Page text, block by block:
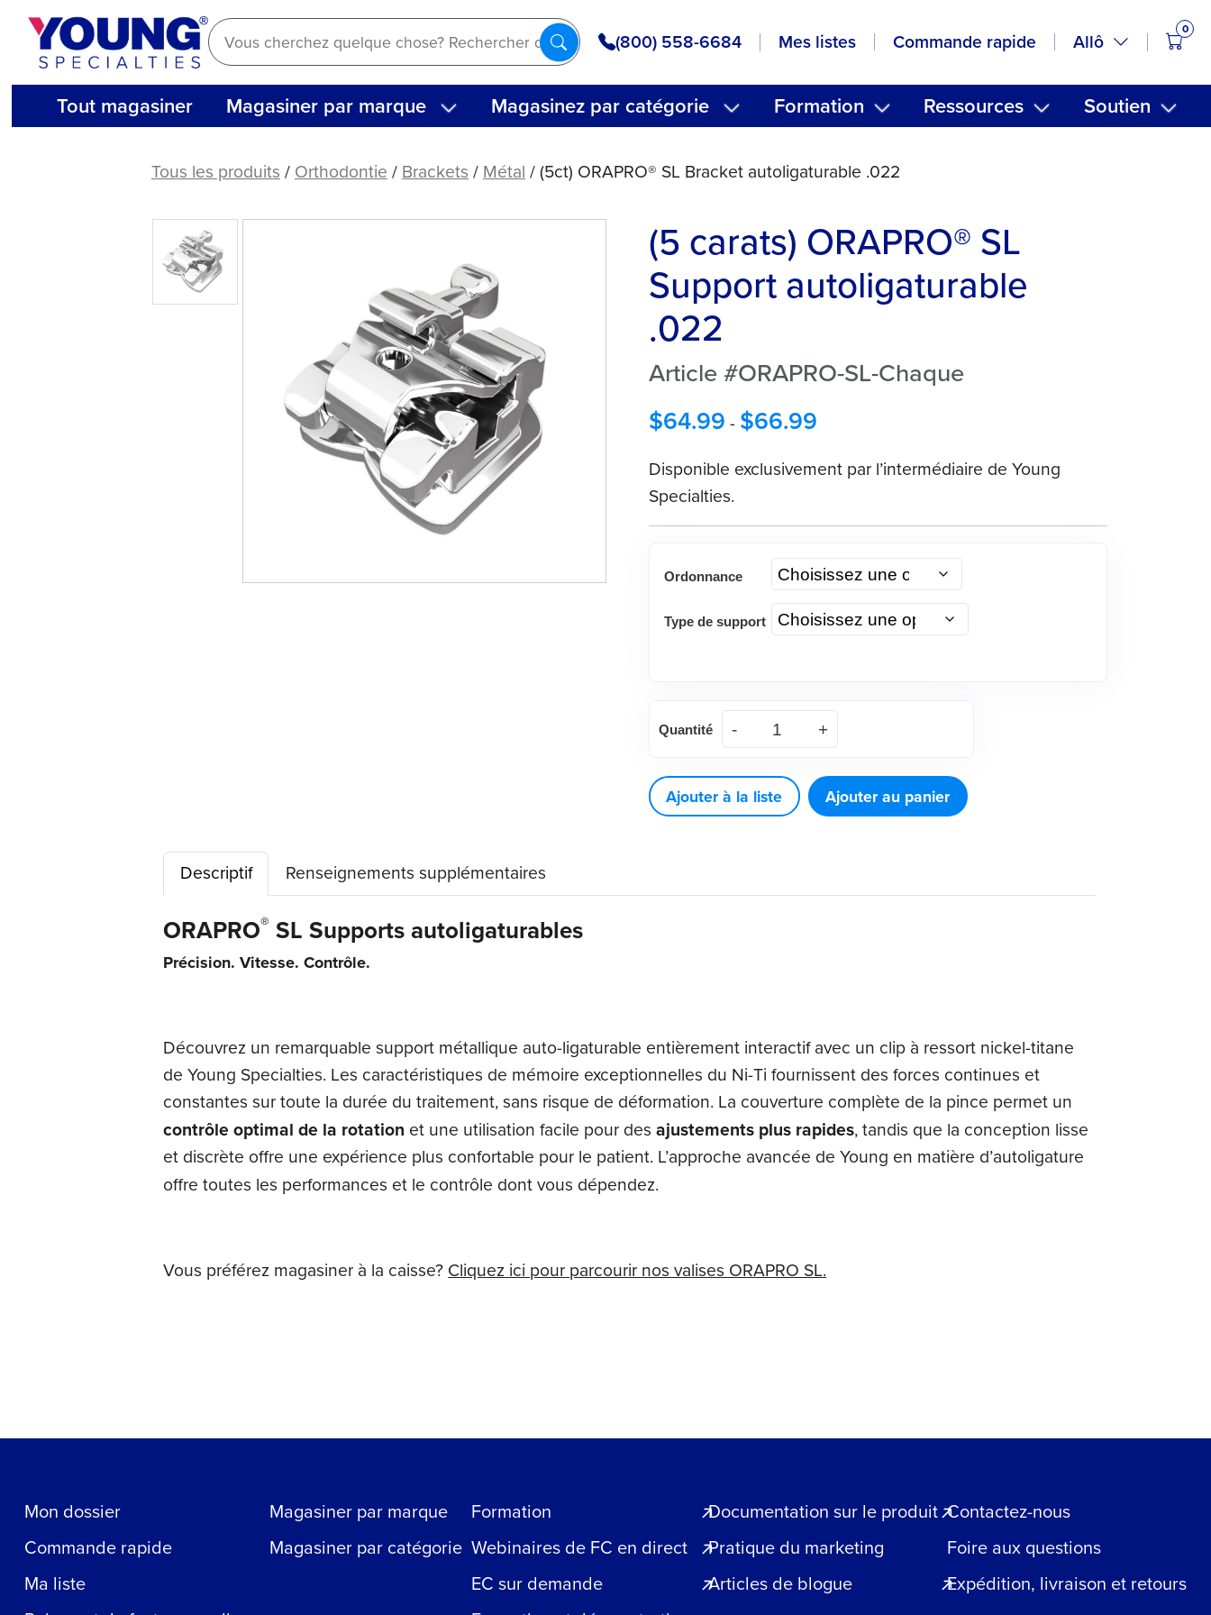
Aller
contenu
(800) 558-6684 Mes listes Commande rapide Allô
0
Tout magasiner Magasiner par marque Magasinez par catégorie Formation Ressources Soutien
carats)
autoligaturable
Tous les produits/Orthodontie/Brackets/Métal/ (5ct) ORAPRO® SL Bracket autoligaturable .022
(5 carats) ORAPRO® SL
Support autoligaturable
.022
Article #ORAPRO-SL-Chaque
$64.99 - $66.99
Disponible exclusivement par l’intermédiaire de Young
Specialties.
Ordonnance
Type de support
de
autoligaturant
ORAPRO®
Quantité
Ajouter à la liste Ajouter au panier
Descriptif Renseignements supplémentaires
ORAPRO® SL Supports autoligaturables
Précision. Vitesse. Contrôle.
Découvrez un remarquable support métallique auto-ligaturable entièrement interactif avec un clip à ressort nickel-titane
de Young Specialties. Les caractéristiques de mémoire exceptionnelles du Ni-Ti fournissent des forces continues et
constantes sur toute la durée du traitement, sans risque de déformation. La couverture complète de la pince permet un
contrôle optimal de la rotation et une utilisation facile pour desajustements plus rapides, tandis que la conception lisse
et discrète offre une expérience plus confortable pour le patient. L’approche avancée de Young en matière d’autoligature
offre toutes les performances et le contrôle dont vous dépendez.
Vous préférez magasiner à la caisse?Cliquez ici pour parcourir nos valises ORAPRO SL.
Mon dossier
Commande rapide
Ma liste
Magasiner par marque
Magasiner par catégorie
Formation
Webinaires de FC en direct
EC sur demande
Documentation sur le produit
Pratique du marketing
Articles de blogue
Contactez-nous
Foire aux questions
Expédition, livraison et retours